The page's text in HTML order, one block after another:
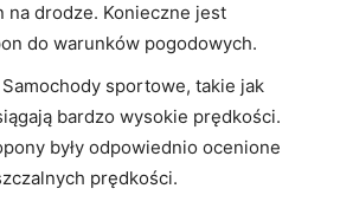
na drodze. Konieczne jest
do warunków pogodowych.
Samochody sportowe, takie jak
bardzo wysokie prędkości.
były odpowiednio ocenione
prędkości.